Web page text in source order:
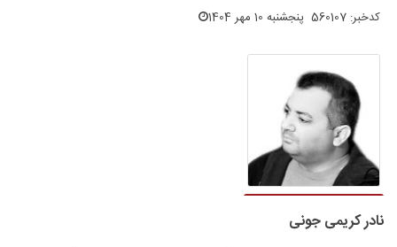
کدخبر: 560107 پنجشنبه 10 مهر 1404
نادر کریمی جونی